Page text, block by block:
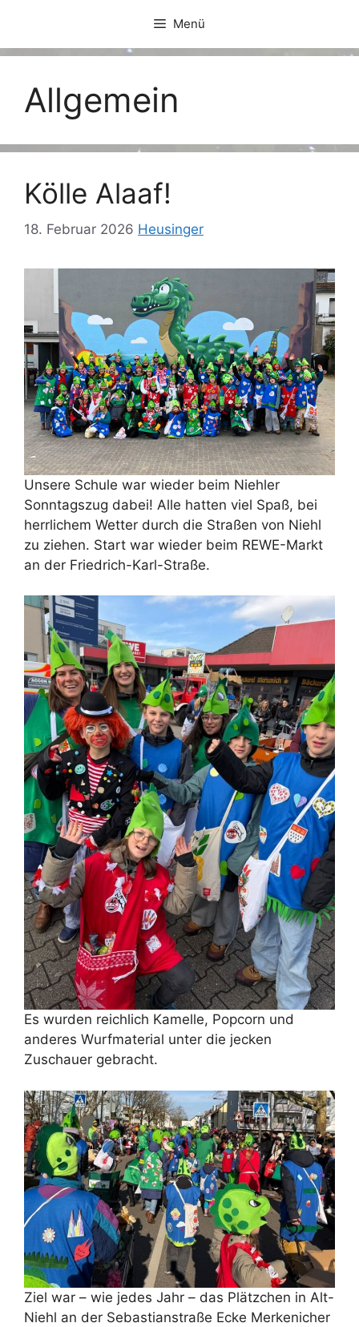
springen
Menü
Allgemein
Kölle Alaaf!
18. Februar 2026 Heusinger
Unsere Schule war wieder beim Niehler
Sonntagszug dabei! Alle hatten viel Spaß, bei
herrlichem Wetter durch die Straßen von Niehl
zu ziehen. Start war wieder beim REWE-Markt
an der Friedrich-Karl-Straße.
Es wurden reichlich Kamelle, Popcorn und
anderes Wurfmaterial unter die jecken
Zuschauer gebracht.
Ziel war – wie jedes Jahr – das Plätzchen in Alt-
Niehl an der Sebastianstraße Ecke Merkenicher